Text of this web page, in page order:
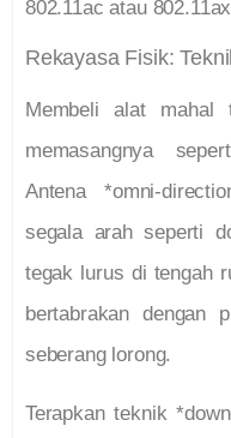
802.11ac atau
Rekayasa Fisik:
Membeli alat mahal
memasangnya
Antena *omni-
segala arah seperti
tegak lurus di tengah
bertabrakan dengan
seberang lorong.
Terapkan teknik